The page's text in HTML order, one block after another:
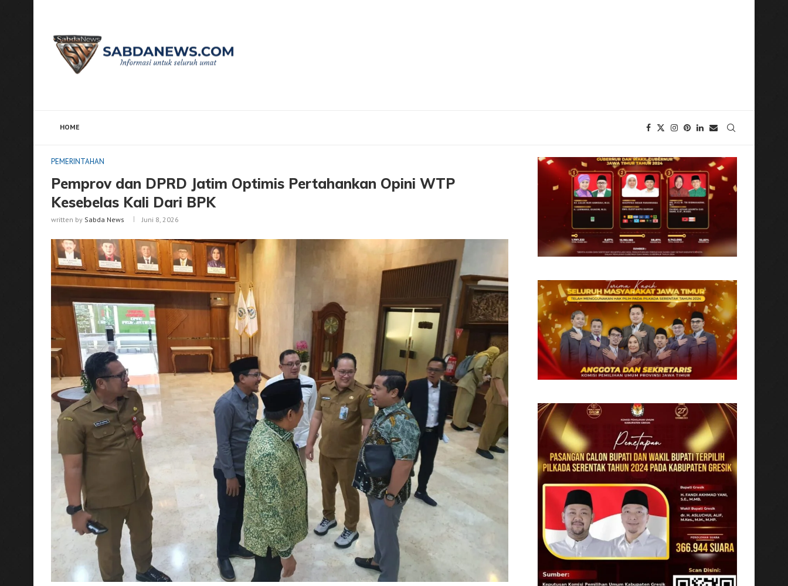
HOME
PEMERINTAHAN
Pemprov dan DPRD Jatim Optimis Pertahankan Opini WTP
Kesebelas Kali Dari BPK
written by Sabda News Juni 8, 2026